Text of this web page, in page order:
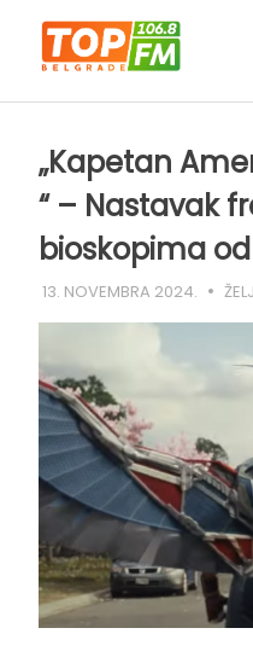
content
„Kapetan
“ – Nastavak
bioskopima
13. NOVEMBRA 2024.